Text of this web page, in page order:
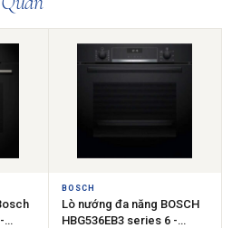
BOSCH
Lò nướng đa năng BOSCH
HBG536EB3 series 6 -